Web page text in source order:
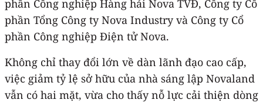
phần Công nghiệp Hàng hải Nova TVĐ, Công ty Cổ
phần Tổng Công ty Nova Industry và Công ty Cổ
phần Công nghiệp Điện tử Nova.
Không chỉ thay đổi lớn về dàn lãnh đạo cao cấp,
việc giảm tỷ lệ sở hữu của nhà sáng lập Novaland
vẫn có hai mặt, vừa cho thấy nỗ lực cải thiện dòng